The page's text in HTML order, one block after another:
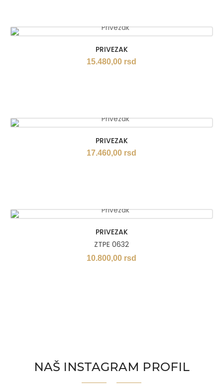
PRIVEZAK
15.480,00 rsd
PRIVEZAK
17.460,00 rsd
PRIVEZAK
ZTPE 0632
10.800,00 rsd
NAŠ INSTAGRAM PROFIL